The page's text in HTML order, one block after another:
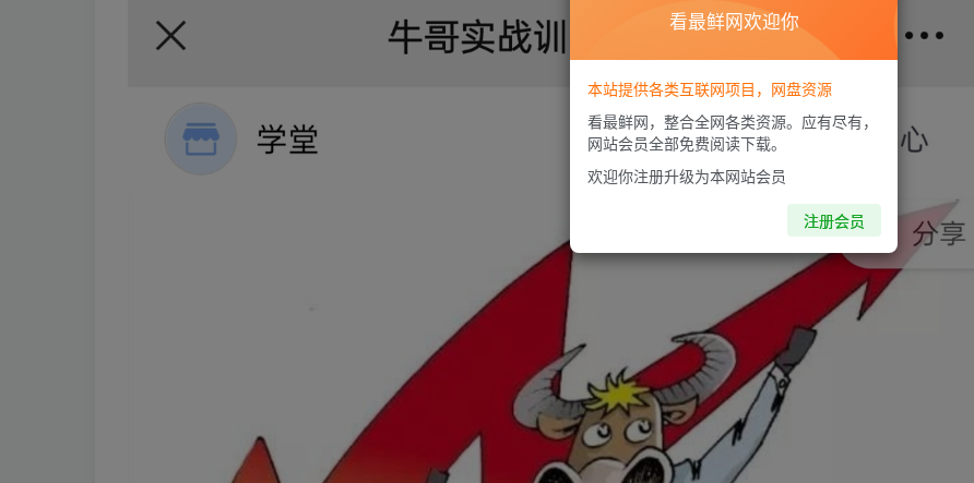
看最鲜网欢迎你
本站提供各类互联网项目，网盘资源
看最鲜网，整合全网各类资源。应有尽有，
网站会员全部免费阅读下载。
欢迎你注册升级为本网站会员
注册会员